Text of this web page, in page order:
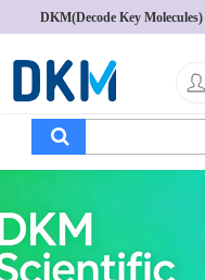
DKM(Decode Key Molecules)